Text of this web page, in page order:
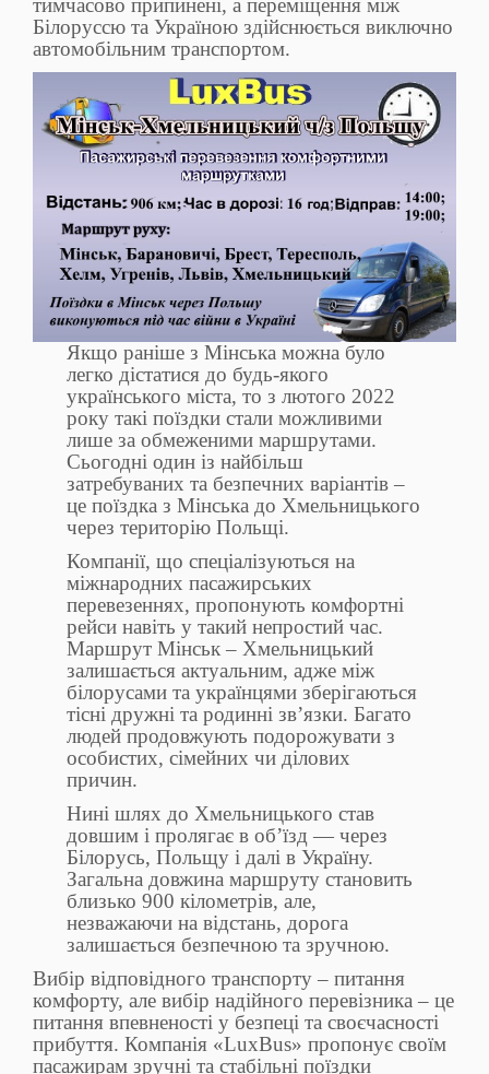
Білоруссю та Україною здійснюється виключно
автомобільним транспортом.
Якщо раніше з Мінська можна було
легко дістатися до будь-якого
українського міста, то з лютого 2022
року такі поїздки стали можливими
лише за обмеженими маршрутами.
Сьогодні один із найбільш
затребуваних та безпечних варіантів –
це поїздка з Мінська до Хмельницького
через територію Польщі.
Компанії, що спеціалізуються на
міжнародних пасажирських
перевезеннях, пропонують комфортні
рейси навіть у такий непростий час.
Маршрут Мінськ – Хмельницький
залишається актуальним, адже між
білорусами та українцями зберігаються
тісні дружні та родинні зв’язки. Багато
людей продовжують подорожувати з
особистих, сімейних чи ділових
причин.
Нині шлях до Хмельницького став
довшим і пролягає в об’їзд — через
Білорусь, Польщу і далі в Україну.
Загальна довжина маршруту становить
близько 900 кілометрів, але,
незважаючи на відстань, дорога
залишається безпечною та зручною.
Вибір відповідного транспорту – питання
комфорту, але вибір надійного перевізника – це
питання впевненості у безпеці та своєчасності
прибуття. Компанія «LuxBus» пропонує своїм
пасажирам зручні та стабільні поїздки